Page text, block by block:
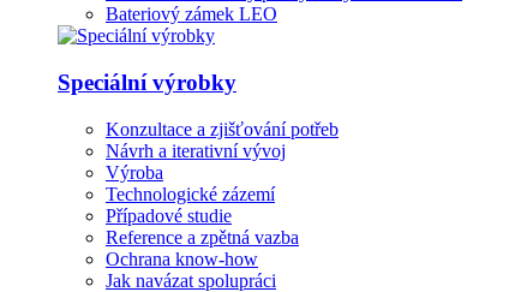
Bateriový zámek LEO
Speciální výrobky
Konzultace a zjišťování potřeb
Návrh a iterativní vývoj
Výroba
Technologické zázemí
Případové studie
Reference a zpětná vazba
Ochrana know-how
Jak navázat spolupráci